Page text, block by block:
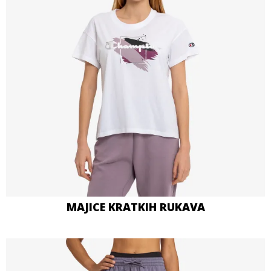
MAJICE KRATKIH RUKAVA